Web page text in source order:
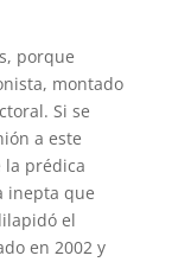
porque
montado
Si se
a este
la prédica
inepta que
el
en 2002 y